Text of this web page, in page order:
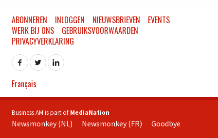
ABONNEREN INLOGGEN NIEUWSBRIEVEN
EVENTS
WERK BIJ ONS
GEBRUIKSVOORWAARDEN
PRIVACYVERKLARING
Français
Business AM is part of MediaNation
Newsmonkey (NL) Newsmonkey (FR) Goodbye